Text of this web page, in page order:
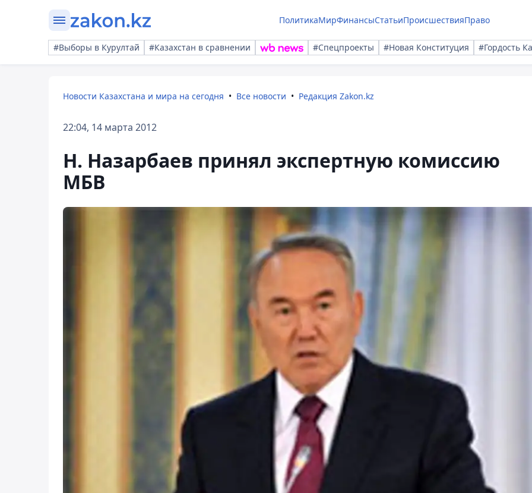
ПолитикаМирФинансыСтатьиПроисшествияПраво
#Выборы в Курултай #Казахстан в сравнении #Спецпроекты #Новая Конституция #Гордость
Новости Казахстана и мира на сегодня Все новости Редакция Zakon.kz
22:04, 14 марта 2012
Н. Назарбаев принял экспертную комиссию
МБВ